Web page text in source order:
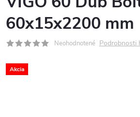
60x15x2200 mm
Neohodnotené Podrobnosti
Akcia